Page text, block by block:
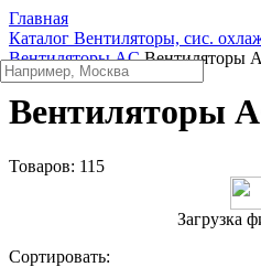
Главная
Каталог Вентиляторы, сис.
Вентиляторы AC Вентиляторы
Вентиляторы
Товаров: 115
Загрузка
Сортировать: